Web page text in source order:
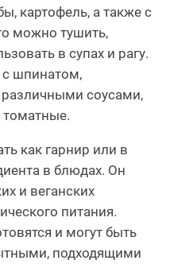
картофель, а также с
можно тушить,
в супах и рагу.
шпинатом,
соусами,
как гарнир или в
в блюдах. Он
и веганских
питания.
и могут быть
подходящими